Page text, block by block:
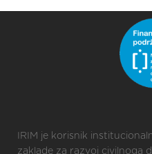
IRIM je korisnik
zaklade za razvoj civilnoga